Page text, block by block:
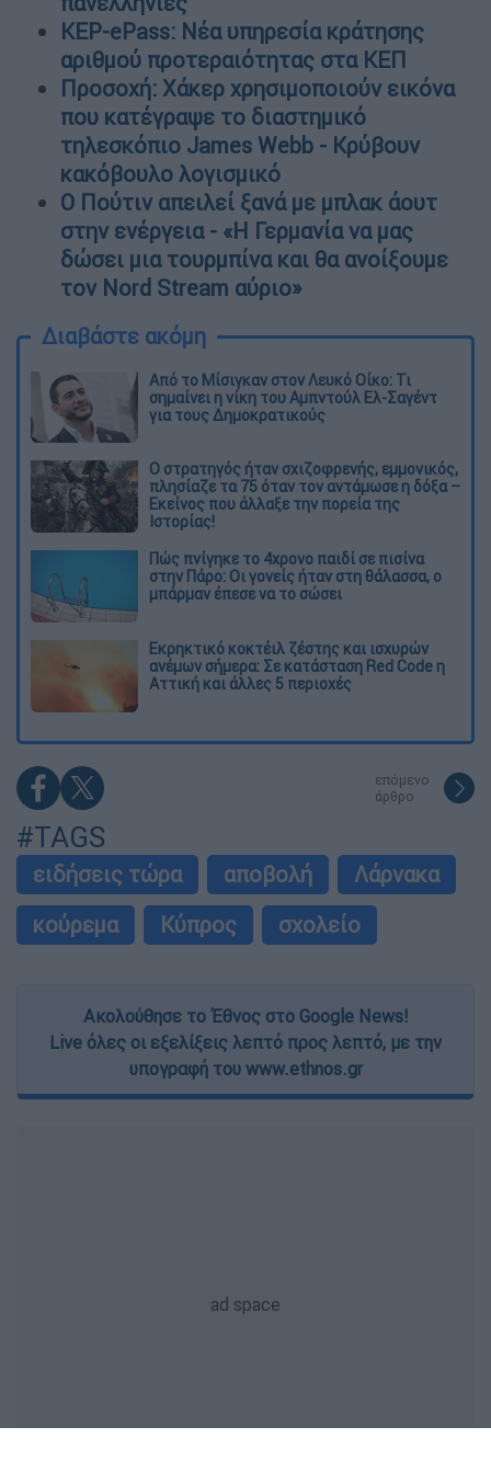
KEP-ePass: Νέα υπηρεσία κράτησης
αριθμού προτεραιότητας στα ΚΕΠ
Προσοχή: Xάκερ χρησιμοποιούν εικόνα
που κατέγραψε το διαστημικό
τηλεσκόπιο James Webb - Κρύβουν
κακόβουλο λογισμικό
Ο Πούτιν απειλεί ξανά με μπλακ άουτ
στην ενέργεια - «Η Γερμανία να μας
δώσει μια τουρμπίνα και θα ανοίξουμε
τον Nord Stream αύριο»
Διαβάστε ακόμη
Από το Μίσιγκαν στον Λευκό Οίκο: Τι
σημαίνει η νίκη του Αμπντούλ Ελ-Σαγέντ
για τους Δημοκρατικούς
O στρατηγός ήταν σχιζοφρενής, εμμονικός,
πλησίαζε τα 75 όταν τον αντάμωσε η δόξα –
Εκείνος που άλλαξε την πορεία της
Ιστορίας!
Πώς πνίγηκε το 4χρονο παιδί σε πισίνα
στην Πάρο: Οι γονείς ήταν στη θάλασσα, ο
μπάρμαν έπεσε να το σώσει
Εκρηκτικό κοκτέιλ ζέστης και ισχυρών
ανέμων σήμερα: Σε κατάσταση Red Code η
Αττική και άλλες 5 περιοχές
επόμενο
άρθρο
#TAGS
ειδήσεις τώρα αποβολή
Λάρνακα
κούρεμα
Κύπρος σχολείο
Ακολούθησε το Έθνος στο Google News!
Live όλες οι εξελίξεις λεπτό προς λεπτό, με την
υπογραφή του www.ethnos.gr